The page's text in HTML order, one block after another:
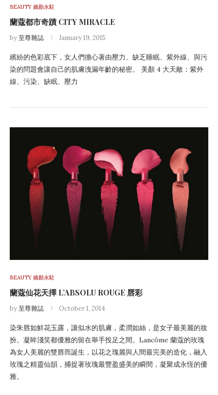
BEAUTY 嬌顏永駐
蘭蔻都市奇蹟 CITY MIRACLE
by至尊雜誌 January 19, 2015
繽紛的色彩底下，女人們擔心著由壓力、缺乏睡眠、紫外線、與污
染的問題會讓自己的肌膚洩漏年齡的秘密。 美顏 4 大天敵：紫外
線、污染、缺眠、壓力
BEAUTY 嬌顏永駐
蘭蔻仙花天擇 L’ABSOLU ROUGE 唇彩
by至尊雜誌 October 1, 2014
染朱唇如鮮花玉露，讓似水的肌膚，柔潤如絲，是女子最美麗的妝
扮。凝眸淺笑都優雅的留在舉手投足之間。Lancôme 蘭蔻的玫瑰
為女人美麗的雙唇而誕生，以花之瑰麗與人間最完美的造化，融入
玫瑰之精靈仙韻，捕捉著玫瑰最豐盈盛美的瞬間，凝聚成永恆的優
雅。